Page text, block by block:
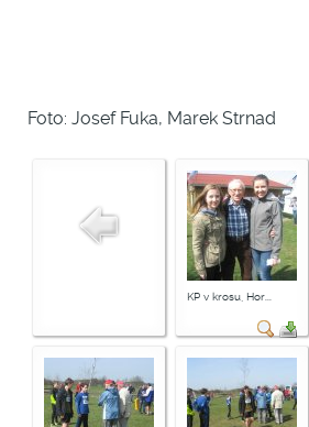
Foto: Josef Fuka, Marek Strnad
KP v krosu, Hor...